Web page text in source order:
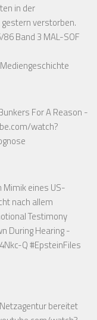
in der
gestern verstorben.
Band 3 MAL-SOF
For A Reason -
watch?
eines US-
nach allem
Testimony
During Hearing -
Q#EpsteinFiles
bereitet